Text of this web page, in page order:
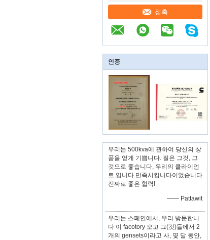
접촉
인증
우리는 500kva에 관하여 당신의 상
품을 얻게 기쁩니다. 질은 그것, 그
것으로 좋습니다, 우리의 클라이언
트 입니다 만족시킵니다이었습니다
진짜로 좋은 협력!
—— Pattawit
우리는 스페인에서, 우리 방문합니
다 이 facotory 오고 그(것)들에서 2
개의 gensets이라고 사, 몇 달 동안,